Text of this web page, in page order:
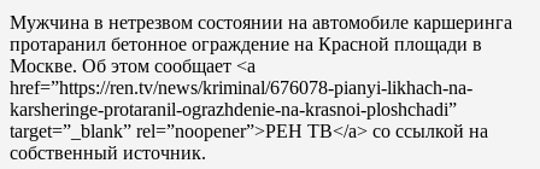
Мужчина в нетрезвом состоянии на автомобиле каршеринга
протаранил бетонное ограждение на Красной площади в
Москве. Об этом сообщает <a
href=”https://ren.tv/news/kriminal/676078-pianyi-likhach-na-
karsheringe-protaranil-ograzhdenie-na-krasnoi-ploshchadi”
target=”_blank” rel=”noopener”>РЕН ТВ</a> со ссылкой на
собственный источник.